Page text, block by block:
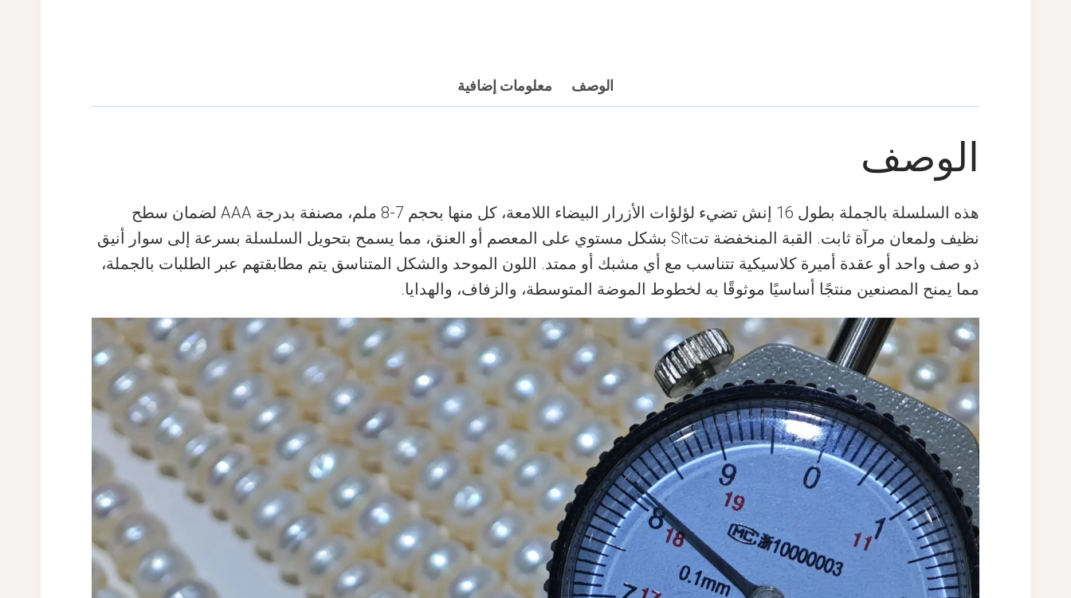
الوصف معلومات إضافية
الوصف
هذه السلسلة بالجملة بطول 16 إنش تضيء لؤلؤات الأزرار البيضاء اللامعة، كل منها بحجم 7-8 ملم، مصنفة بدرجة AAA لضمان سطح
نظيف ولمعان مرآة ثابت. القبة المنخفضة تتSit بشكل مستوي على المعصم أو العنق، مما يسمح بتحويل السلسلة بسرعة إلى سوار أنيق
ذو صف واحد أو عقدة أميرة كلاسيكية تتناسب مع أي مشبك أو ممتد. اللون الموحد والشكل المتناسق يتم مطابقتهم عبر الطلبات بالجملة،
مما يمنح المصنعين منتجًا أساسيًا موثوقًا به لخطوط الموضة المتوسطة، والزفاف، والهدايا.